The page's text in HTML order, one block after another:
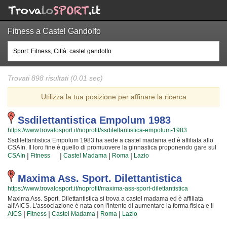
Fitness a Castel Gandolfo
Trovati 898 risultati (0.01 sec)
Utilizza la tua posizione per affinare la ricerca
Ssdilettantistica Empolum 1983
https://www.trovalosport.it/noprofit/ssdilettantistica-empolum-1983
Ssdilettantistica Empolum 1983 ha sede a castel madama ed è affiliata allo
CSAIn. Il loro fine è quello di promuovere la ginnastica proponendo gare sul
territorio e corsi per bambini, ragazzi e adulti. L'attività è incentrata sia sullo
sviluppo delle capacità motorie e fisiche degli atleti sia sulla
implementazione di quelle qualità personali che si acquisiscono
quotidianamente affrontando sfide articolate. Proprio per questo motivo gli
istruttori sono tra i più preparati della provincia e sono convinti di poter
trasmettere quei valori in cui Ssdilettantistica Empolum 1983 crede fin dalla
sua genesi. La passione, i sacrifici e la continua ricerca della chiave per
crescere e superare i propri limiti personali rendono la ginnastica uno sport
unico e da cui si viene immediatamente colpiti. Ssdilettantistica Empolum
1983 è una grande comunità in cui potrai trovare nuovi amici con cui
CSAIn | Fitness | Castel Madama | Roma | Lazio
Maxima Ass. Sport. Dilettantistica
https://www.trovalosport.it/noprofit/maxima-ass-sport-dilettantistica
Maxima Ass. Sport. Dilettantistica si trova a castel madama ed è affiliata
all'AICS. L'associazione è nata con l'intento di aumentare la forma fisica e il
benessere delle persone organizzando lezioni sul territorio (anche per
bambini e ragazzi). I loro corsi sono utili a sviluppare le capacità motorie e
AICS | Fitness | Castel Madama | Roma | Lazio